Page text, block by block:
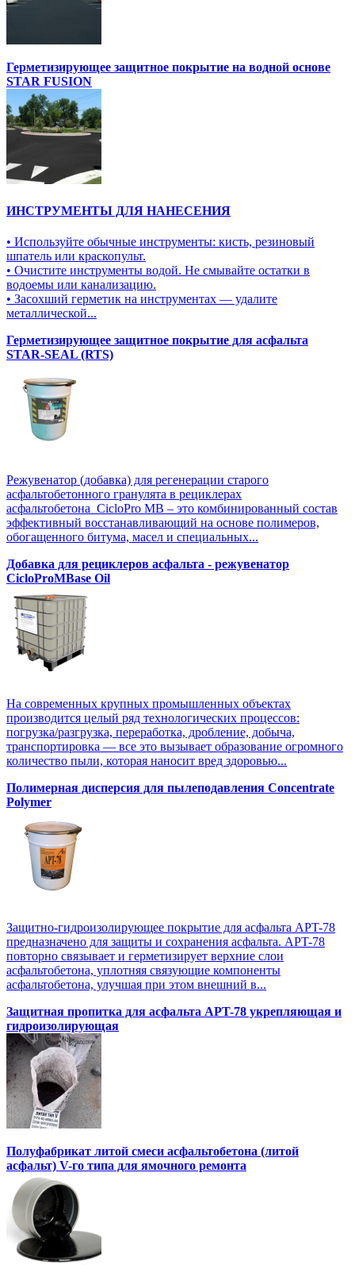
Герметизирующее защитное покрытие на водной основе
STAR FUSION
ИНСТРУМЕНТЫ ДЛЯ НАНЕСЕНИЯ
• Используйте обычные инструменты: кисть, резиновый
шпатель или краскопульт.
• Очистите инструменты водой. Не смывайте остатки в
водоемы или канализацию.
• Засохший герметик на инструментах — удалите
металлической...
Герметизирующее защитное покрытие для асфальта
STAR-SEAL (RTS)
Режувенатор (добавка) для регенерации старого
асфальтобетонного гранулята в рециклерах
асфальтобетона CicloPro MB – это комбинированный состав
эффективный восстанавливающий на основе полимеров,
обогащенного битума, масел и специальных...
Добавка для рециклеров асфальта - режувенатор
CicloProMBase Oil
На современных крупных промышленных объектах
производится целый ряд технологических процессов:
погрузка/разгрузка, переработка, дробление, добыча,
транспортировка — все это вызывает образование огромного
количество пыли, которая наносит вред здоровью...
Полимерная дисперсия для пылеподавления Concentrate
Polymer
Защитно-гидроизолирующее покрытие для асфальта APT-78
предназначено для защиты и сохранения асфальта. APT-78
повторно связывает и герметизирует верхние слои
асфальтобетона, уплотняя связующие компоненты
асфальтобетона, улучшая при этом внешний в...
Защитная пропитка для асфальта APT-78 укрепляющая и
гидроизолирующая
Полуфабрикат литой смеси асфальтобетона (литой
асфальт) V-го типа для ямочного ремонта